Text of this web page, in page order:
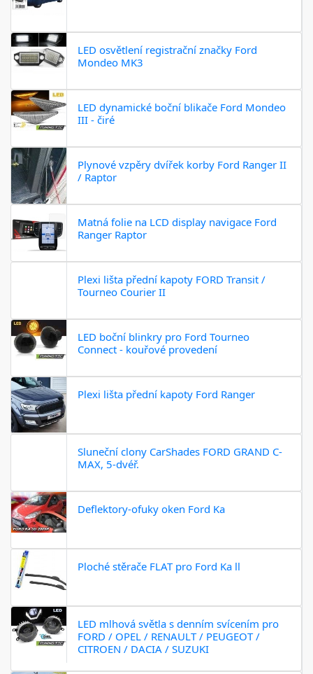
LED osvětlení registrační značky Ford
Mondeo MK3
LED dynamické boční blikače Ford Mondeo
III - čiré
Plynové vzpěry dvířek korby Ford Ranger II
/ Raptor
Matná folie na LCD display navigace Ford
Ranger Raptor
Plexi lišta přední kapoty FORD Transit /
Tourneo Courier II
LED boční blinkry pro Ford Tourneo
Connect - kouřové provedení
Plexi lišta přední kapoty Ford Ranger
Sluneční clony CarShades FORD GRAND C-
MAX, 5-dvéř.
Deflektory-ofuky oken Ford Ka
Ploché stěrače FLAT pro Ford Ka ll
LED mlhová světla s denním svícením pro
FORD / OPEL / RENAULT / PEUGEOT /
CITROEN / DACIA / SUZUKI